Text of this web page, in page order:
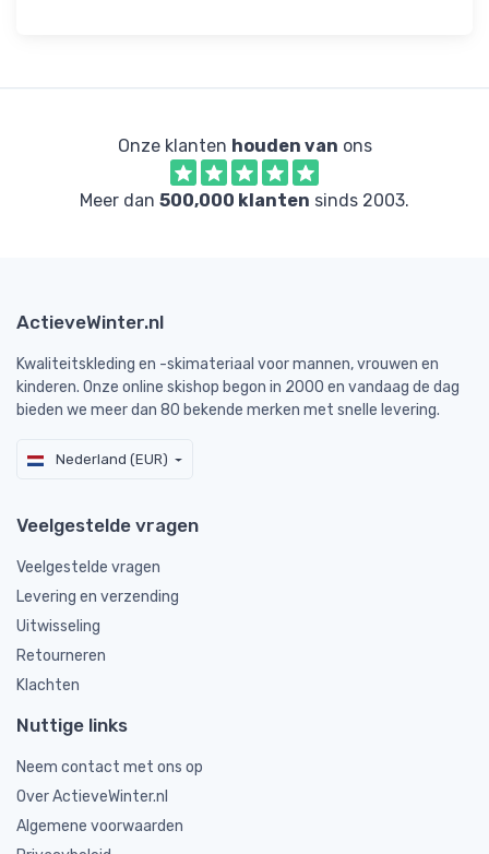
Onze klanten houden van ons
Meer dan 500,000 klanten sinds 2003.
ActieveWinter.nl
Kwaliteitskleding en -skimateriaal voor mannen, vrouwen en
kinderen. Onze online skishop begon in 2000 en vandaag de dag
bieden we meer dan 80 bekende merken met snelle levering.
Nederland (EUR)
Veelgestelde vragen
Veelgestelde vragen
Levering en verzending
Uitwisseling
Retourneren
Klachten
Nuttige links
Neem contact met ons op
Over ActieveWinter.nl
Algemene voorwaarden